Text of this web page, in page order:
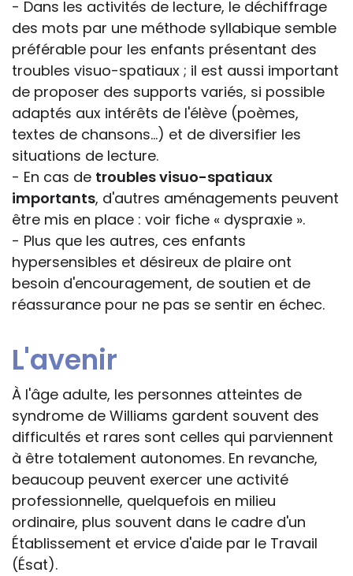
- Dans les activités de lecture, le déchiffrage
des mots par une méthode syllabique semble
préférable pour les enfants présentant des
troubles visuo-spatiaux ; il est aussi important
de proposer des supports variés, si possible
adaptés aux intérêts de l'élève (poèmes,
textes de chansons...) et de diversifier les
situations de lecture.
- En cas de troubles visuo-spatiaux
importants, d'autres aménagements peuvent
être mis en place : voir fiche « dyspraxie ».
- Plus que les autres, ces enfants
hypersensibles et désireux de plaire ont
besoin d'encouragement, de soutien et de
réassurance pour ne pas se sentir en échec.
L'avenir
À l'âge adulte, les personnes atteintes de
syndrome de Williams gardent souvent des
difficultés et rares sont celles qui parviennent
à être totalement autonomes. En revanche,
beaucoup peuvent exercer une activité
professionnelle, quelquefois en milieu
ordinaire, plus souvent dans le cadre d'un
Établissement et ervice d'aide par le Travail
(Ésat).